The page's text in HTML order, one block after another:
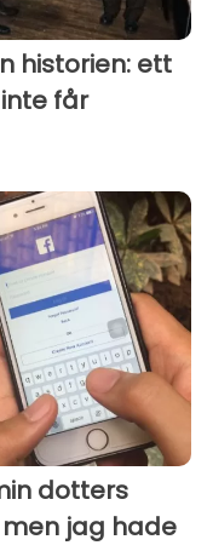
historien: ett
får
dotters
jag hade